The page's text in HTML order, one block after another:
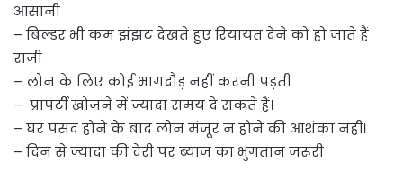
आसानी
– बिल्डर भी कम झंझट देखते हुए रियायत देने को हो जाते हैं
राजी
– लोन के लिए कोई भागदौड़ नहीं करनी पड़ती
– प्रापर्टी खोजने में ज्यादा समय दे सकते हैं।
– घर पसंद होने के बाद लोन मंजूर न होने की आशंका नहीं।
– दिन से ज्यादा की देरी पर ब्याज का भुगतान जरूरी